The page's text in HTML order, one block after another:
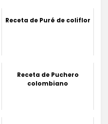
Receta de Puré de coliflor
Receta de Puchero
colombiano